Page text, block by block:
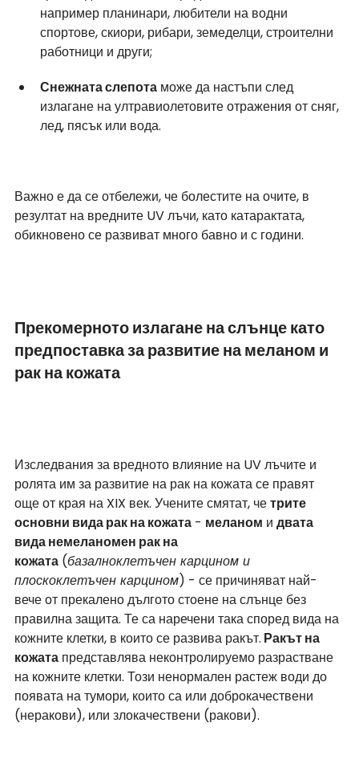
например планинари, любители на водни
спортове, скиори, рибари, земеделци, строителни
работници и други;
Снежната слепота може да настъпи след
излагане на ултравиолетовите отражения от сняг,
лед, пясък или вода.
Важно е да се отбележи, че болестите на очите, в
резултат на вредните UV лъчи, като катарактата,
обикновено се развиват много бавно и с години.
Прекомерното излагане на слънце като
предпоставка за развитие на меланом и
рак на кожата
Изследвания за вредното влияние на UV лъчите и
ролята им за развитие на рак на кожата се правят
още от края на XIX век. Учените смятат, че трите
основни вида рак на кожата - меланом и двата
вида немеланомен рак на
кожата (базалноклетъчен карцином и
плоскоклетъчен карцином) - се причиняват най-
вече от прекалено дългото стоене на слънце без
правилна защита. Те са наречени така според вида на
кожните клетки, в които се развива ракът. Ракът на
кожата представлява неконтролируемо разрастване
на кожните клетки. Този ненормален растеж води до
появата на тумори, които са или доброкачествени
(неракови), или злокачествени (ракови).